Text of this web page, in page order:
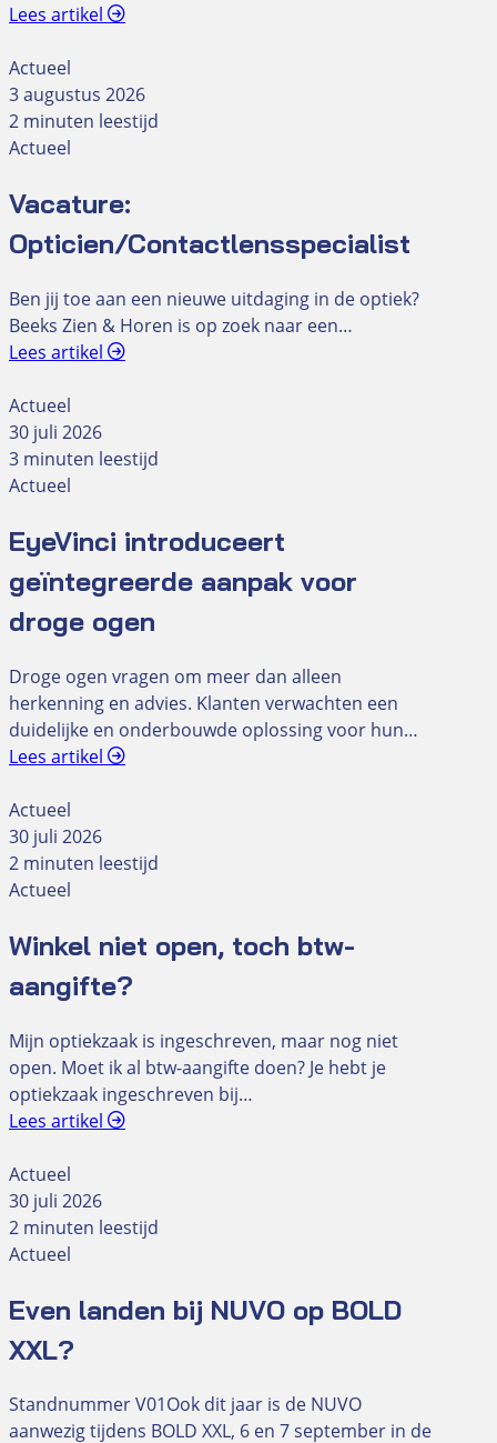
Lees artikel
Actueel
3 augustus 2026
2 minuten leestijd
Actueel
Vacature:
Opticien/Contactlensspecialist
Ben jij toe aan een nieuwe uitdaging in de optiek?
Beeks Zien & Horen is op zoek naar een…
Lees artikel
Actueel
30 juli 2026
3 minuten leestijd
Actueel
EyeVinci introduceert
geïntegreerde aanpak voor
droge ogen
Droge ogen vragen om meer dan alleen
herkenning en advies. Klanten verwachten een
duidelijke en onderbouwde oplossing voor hun…
Lees artikel
Actueel
30 juli 2026
2 minuten leestijd
Actueel
Winkel niet open, toch btw-
aangifte?
Mijn optiekzaak is ingeschreven, maar nog niet
open. Moet ik al btw-aangifte doen? Je hebt je
optiekzaak ingeschreven bij…
Lees artikel
Actueel
30 juli 2026
2 minuten leestijd
Actueel
Even landen bij NUVO op BOLD
XXL?
Standnummer V01Ook dit jaar is de NUVO
aanwezig tijdens BOLD XXL, 6 en 7 september in de